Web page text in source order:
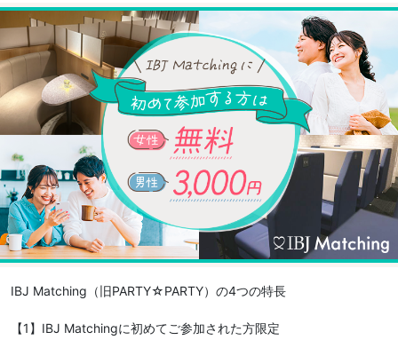
IBJ Matching（旧PARTY☆PARTY）の4つの特長
【1】IBJ Matchingに初めてご参加された方限定